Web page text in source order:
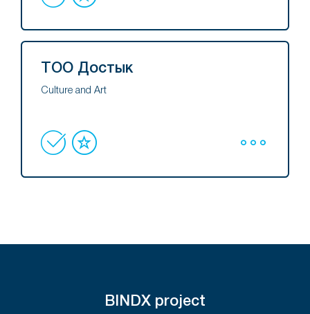
ТОО Достык
Culture and Art
BINDX project